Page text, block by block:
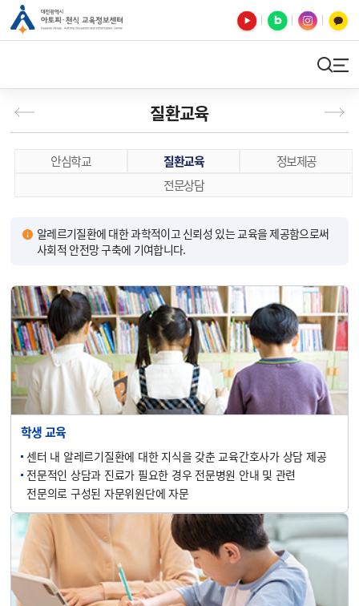
질환교육
안심학교 질환교육
정보제공
전문상담
알레르기질환에 대한 과학적이고 신뢰성 있는 교육을 제공함으로써
사회적 안전망 구축에 기여합니다.
학생 교육
센터 내 알레르기질환에 대한 지식을 갖춘 교육간호사가 상담 제공
전문적인 상담과 진료가 필요한 경우 전문병원 안내 및 관련
전문의로 구성된 자문위원단에 자문